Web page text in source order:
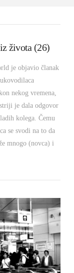
života (26)
je objavio članak
nekog vremena,
je dala odgovor
kolega. Čemu
se svodi na to da
mnogo (novca) i